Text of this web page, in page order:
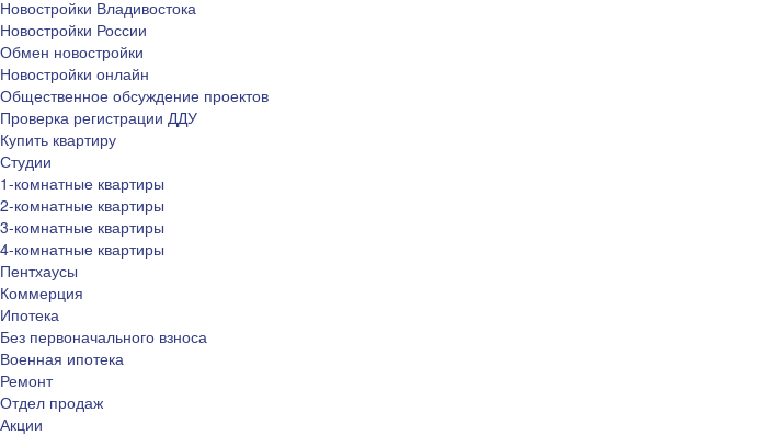
Новостройки Владивостока
Новостройки России
Обмен новостройки
Новостройки онлайн
Общественное обсуждение проектов
Проверка регистрации ДДУ
Купить квартиру
Студии
1-комнатные квартиры
2-комнатные квартиры
3-комнатные квартиры
4-комнатные квартиры
Пентхаусы
Коммерция
Ипотека
Без первоначального взноса
Военная ипотека
Ремонт
Отдел продаж
Акции